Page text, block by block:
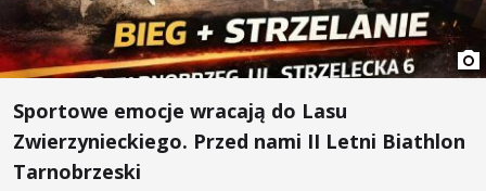
Sportowe emocje wracają do Lasu
Zwierzynieckiego. Przed nami II Letni Biathlon
Tarnobrzeski